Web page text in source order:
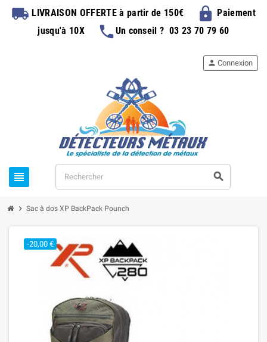
local_shipping LIVRAISON OFFERTEà partir de 150€ lockPaiement
jusqu'à 10X
phoneUn conseil ? 03 23 70 79 60
view_headline search
person Connexion
chevron_right Sac à dos XP BackPack Pounch
-20,00 €